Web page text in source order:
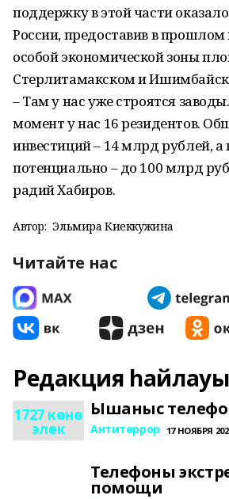
поддержку в этой части
России, предоставив в прошлом
особой экономической зоны
Стерлитамакском и
– Там у нас уже строятся
момент у нас 16 резидентов.
инвестиций – 14 млрд рублей, а
потенциально – до 100 млрд
радий Хабиров.
Автор: Эльмира Киеккужина
Читайте нас
Редакция һайлауы
1727 көнө
элек
Ышаныс
Антитеррор 17 НОЯБРЯ
Телефоны
помощи